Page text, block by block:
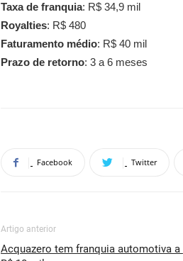
Taxa de franquia: R$ 34,9 mil
Royalties: R$ 480
Faturamento médio: R$ 40 mil
Prazo de retorno: 3 a 6 meses
Facebook Twitter
Artigo anterior
Acquazero tem franquia automotiva a